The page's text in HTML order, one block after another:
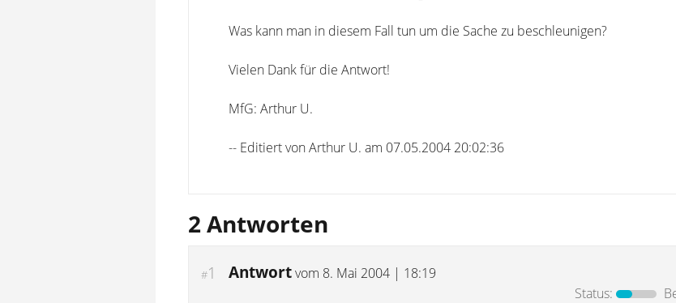
Was kann man in diesem Fall tun um die Sache zu beschleunigen?
Vielen Dank für die Antwort!
MfG: Arthur U.
-- Editiert von Arthur U. am 07.05.2004 20:02:36
2 Antworten
#1 Antwortvom 8. Mai 2004 | 18:19
Status: